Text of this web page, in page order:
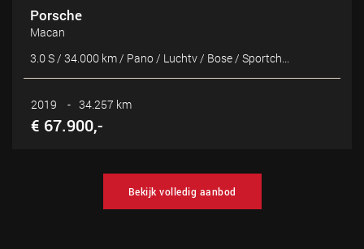
Porsche
Macan
3.0 S / 34.000 km / Pano / Luchtv / Bose / Sportch...
2019 - 34.257 km
€ 67.900,-
Bekijk volledig aanbod